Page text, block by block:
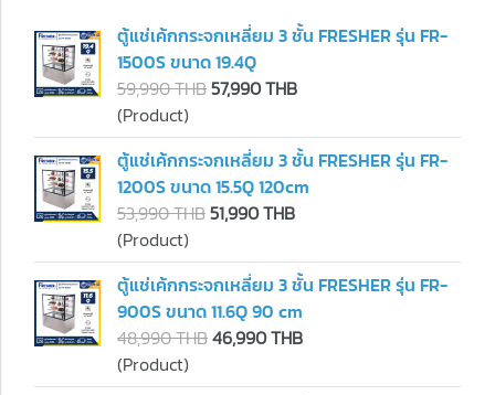
ตู้แช่เค้กกระจกเหลี่ยม 3 ชั้น FRESHER รุ่น FR-
1500S ขนาด 19.4Q
59,990 THB57,990 THB
(Product)
ตู้แช่เค้กกระจกเหลี่ยม 3 ชั้น FRESHER รุ่น FR-
1200S ขนาด 15.5Q 120cm
53,990 THB51,990 THB
(Product)
ตู้แช่เค้กกระจกเหลี่ยม 3 ชั้น FRESHER รุ่น FR-
900S ขนาด 11.6Q 90 cm
48,990 THB46,990 THB
(Product)